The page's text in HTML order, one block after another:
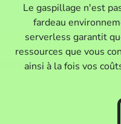
Le gaspillage n'est
fardeau
serverless garantit
ressources que vous
ainsi à la fois vos